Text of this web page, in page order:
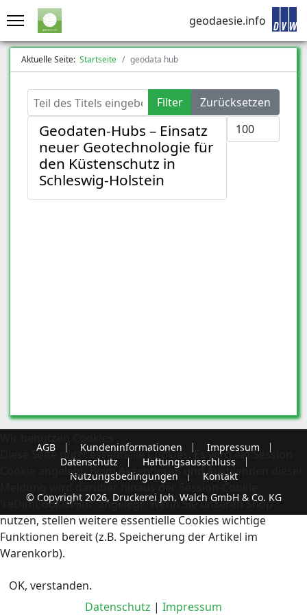
geodaesie.info
Aktuelle Seite: Startseite geodata hub
Teil des Titels eingeben Filter
Zurücksetzen
Anzeige #
Geodaten-Hubs – Einsatz
neuer Geotechnologie für
den Küstenschutz in
Schleswig-Holstein
AGB Kundeninformationen
Impressum
Datenschutz
Haftungsausschluss
Nutzungsbedingungen
Kontakt
© Copyright 2026, Druckerei Joh. Walch GmbH & Co. KG
Diese Seite nutzt essentielle Cookies. Es wird ein Session-
Cookie angelegt. Beim Akzeptieren und Ausblenden dieser
Meldung wird darüber hinaus der Session-Cookie
'reDimCookieHint' angelegt. Wenn Sie unseren Shop
nutzen, stellen weitere essentielle Cookies wichtige
Funktionen bereit (z.B. Speicherung der Artikel im
Warenkorb).
OK, verstanden.
Datenschutz | Impressum